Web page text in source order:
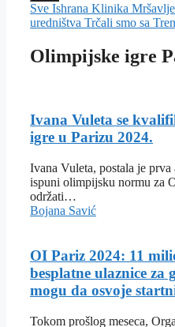
Sve Ishrana Klinika
uredništva Trčali smo sa
Olimpijske igre
Ivana Vuleta se
igre u Parizu 2024.
Ivana Vuleta, postala je
ispuni olimpijsku normu za
održati…
Bojana Savić
OI Pariz 2024: 11
besplatne ulaznice za
mogu da osvoje
Tokom prošlog meseca,